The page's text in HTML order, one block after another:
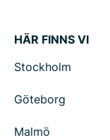
HÄR FINNS VI
Stockholm
Göteborg
Malmö